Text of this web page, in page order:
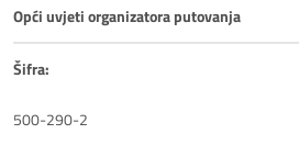
Opći uvjeti organizatora putovanja
Šifra:
500-290-2